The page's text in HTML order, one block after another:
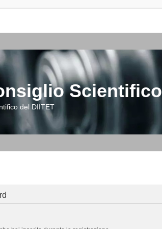
Scientifico
del DIITET